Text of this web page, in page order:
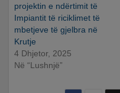
projektin e ndërtimit të
Impiantit të riciklimet të
mbetjeve të gjelbra në
Krutje
4 Dhjetor, 2025
Në “Lushnjë”